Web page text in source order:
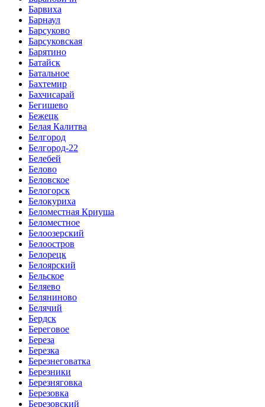
Барвиха
Барнаул
Барсуково
Барсуковская
Барятино
Батайск
Батальное
Бахтемир
Бахчисарай
Бегишево
Бежецк
Белая Калитва
Белгород
Белгород-22
Белебей
Белово
Беловское
Белогорск
Белокуриха
Беломестная Криуша
Беломестное
Белоозерский
Белоостров
Белорецк
Белоярский
Бельское
Беляево
Беляниново
Белячий
Бердск
Береговое
Береза
Березка
Березнеговатка
Березники
Березняговка
Березовка
Березовский